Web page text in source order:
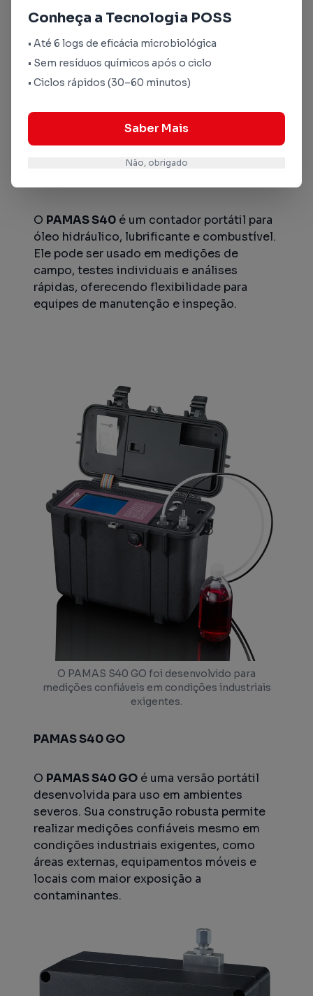
Conheça a Tecnologia POSS
• Até 6 logs de eficácia microbiológica
• Sem resíduos químicos após o ciclo
• Ciclos rápidos (30–60 minutos)
Saber Mais
Não, obrigado
O PAMAS S40 é ideal para medições rápidas e
análises em campo de óleo hidráulico e
lubrificante.
O PAMAS S40 é um contador portátil para
óleo hidráulico, lubrificante e combustível.
Ele pode ser usado em medições de
campo, testes individuais e análises
rápidas, oferecendo flexibilidade para
equipes de manutenção e inspeção.
O PAMAS S40 GO foi desenvolvido para
medições confiáveis em condições industriais
exigentes.
PAMAS S40 GO
O PAMAS S40 GO é uma versão portátil
desenvolvida para uso em ambientes
severos. Sua construção robusta permite
realizar medições confiáveis mesmo em
condições industriais exigentes, como
áreas externas, equipamentos móveis e
locais com maior exposição a
contaminantes.